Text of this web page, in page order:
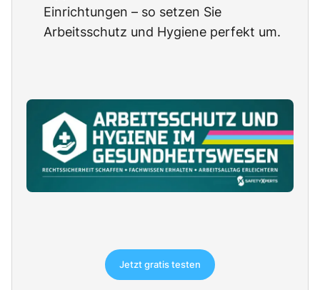
Einrichtungen – so setzen Sie
Arbeitsschutz und Hygiene perfekt um.
Jetzt gratis testen